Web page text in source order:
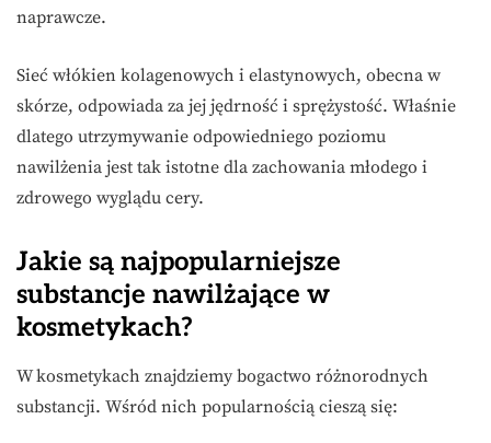
naprawcze.
Sieć włókien kolagenowych i elastynowych, obecna w
skórze, odpowiada za jej jędrność i sprężystość. Właśnie
dlatego utrzymywanie odpowiedniego poziomu
nawilżenia jest tak istotne dla zachowania młodego i
zdrowego wyglądu cery.
Jakie są najpopularniejsze
substancje nawilżające w
kosmetykach?
W kosmetykach znajdziemy bogactwo różnorodnych
substancji. Wśród nich popularnością cieszą się: